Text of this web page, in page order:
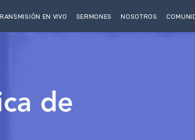
EN VIVO SERMONES NOSOTROS
de